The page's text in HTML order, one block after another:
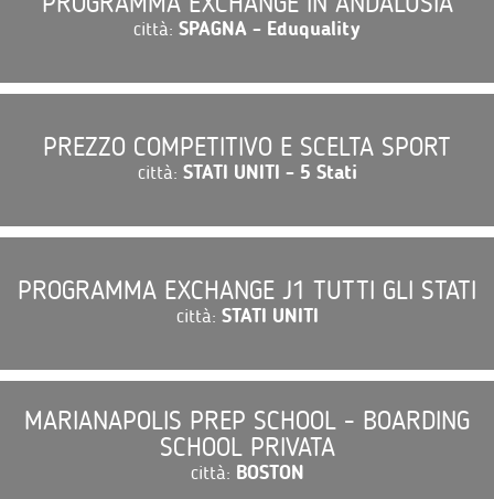
città: SPAGNA - Eduquality
PREZZO COMPETITIVO E SCELTA SPORT
città: STATI UNITI - 5 Stati
PROGRAMMA EXCHANGE J1 TUTTI GLI STATI
città: STATI UNITI
MARIANAPOLIS PREP SCHOOL - BOARDING
SCHOOL PRIVATA
città: BOSTON